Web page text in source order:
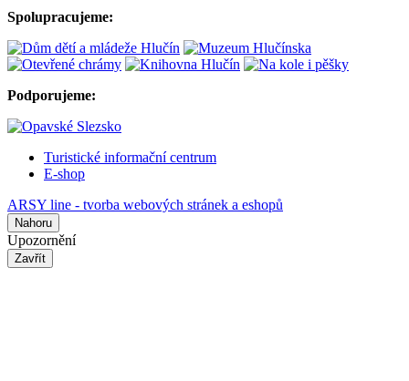
Spolupracujeme:
Podporujeme:
Turistické informační centrum
E-shop
ARSY line - tvorba webových stránek a eshopů
Nahoru
Upozornění
Zavřít